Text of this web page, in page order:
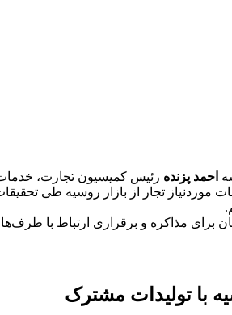
احمد پزنده رئیس کمیسیون تجارت، خدمات
برای مذاکره و برقراری ارتباط با
با تولیدات مشترک